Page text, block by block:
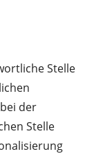
Stelle
der
Stelle